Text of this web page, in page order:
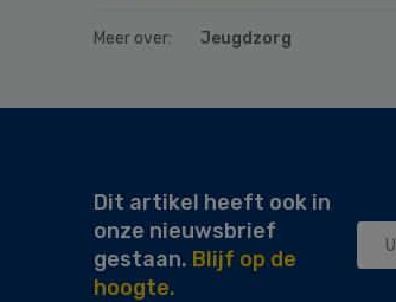
Meer over: Jeugdzorg
Dit artikel heeft ook in
onze nieuwsbrief
gestaan. Blijf op de
hoogte.